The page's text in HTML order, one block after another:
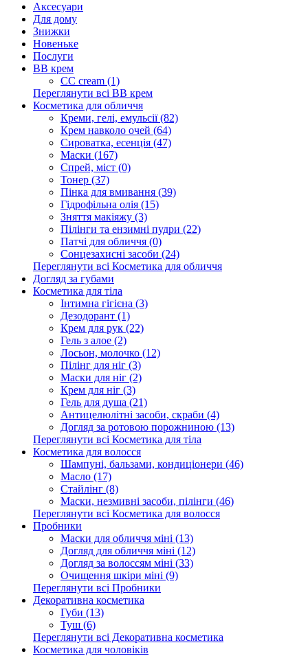
Аксесуари
Для дому
Знижки
Новеньке
Послуги
BB крем
CC cream (1)
Переглянути всі BB крем
Косметика для обличчя
Креми, гелі, емульсії (82)
Крем навколо очей (64)
Сироватка, есенція (47)
Маски (167)
Спрей, міст (0)
Тонер (37)
Пінка для вмивання (39)
Гідрофільна олія (15)
Зняття макіяжу (3)
Пілінги та ензимні пудри (22)
Патчі для обличчя (0)
Сонцезахисні засоби (24)
Переглянути всі Косметика для обличчя
Догляд за губами
Косметика для тіла
Інтимна гігієна (3)
Дезодорант (1)
Крем для рук (22)
Гель з алое (2)
Лосьон, молочко (12)
Пілінг для ніг (3)
Маски для ніг (2)
Крем для ніг (3)
Гель для душа (21)
Антицелюлітні засоби, скраби (4)
Догляд за ротовою порожниною (13)
Переглянути всі Косметика для тіла
Косметика для волосся
Шампуні, бальзами, кондиціонери (46)
Масло (17)
Стайлінг (8)
Маски, незмивні засоби, пілінги (46)
Переглянути всі Косметика для волосся
Пробники
Маски для обличчя міні (13)
Догляд для обличчя міні (12)
Догляд за волоссям міні (33)
Очищення шкіри міні (9)
Переглянути всі Пробники
Декоративна косметика
Губи (13)
Туш (6)
Переглянути всі Декоративна косметика
Косметика для чоловіків